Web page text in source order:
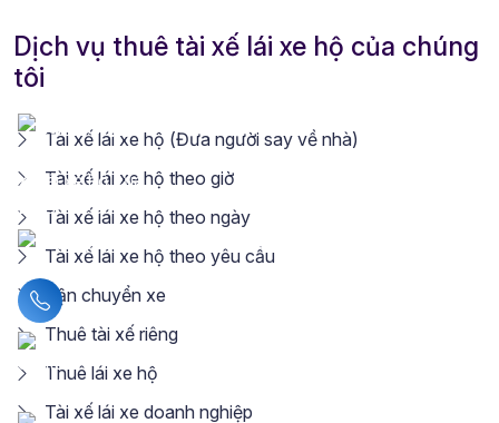
Dịch vụ thuê tài xế lái xe hộ của chúng
tôi
Tài xế lái xe hộ (Đưa người say về nhà)
Tài xế lái xe hộ theo giờ
Tài xế lái xe hộ theo ngày
Tài xế lái xe hộ theo yêu cầu
Vận chuyển xe
Thuê tài xế riêng
Thuê lái xe hộ
Tài xế lái xe doanh nghiệp
Liên hệ hotline